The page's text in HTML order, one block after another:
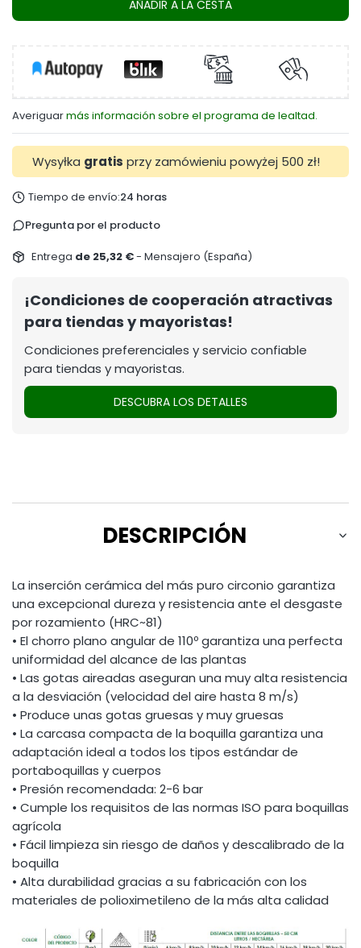
AÑADIR A LA CESTA
Averiguarmás información sobre el programa de lealtad.
Wysyłka gratis przy zamówieniu powyżej 500 zł!
Tiempo de envío:24 horas
Pregunta por el producto
Entrega de 25,32 €- Mensajero (España)
¡Condiciones de cooperación atractivas
para tiendas y mayoristas!
Condiciones preferenciales y servicio confiable
para tiendas y mayoristas.
DESCUBRA LOS DETALLES
DESCRIPCIÓN
La inserción cerámica del más puro circonio garantiza
una excepcional dureza y resistencia ante el desgaste
por rozamiento (HRC~81)
• El chorro plano angular de 110º garantiza una perfecta
uniformidad del alcance de las plantas
• Las gotas aireadas aseguran una muy alta resistencia
a la desviación (velocidad del aire hasta 8 m/s)
• Produce unas gotas gruesas y muy gruesas
• La carcasa compacta de la boquilla garantiza una
adaptación ideal a todos los tipos estándar de
portaboquillas y cuerpos
• Presión recomendada: 2-6 bar
• Cumple los requisitos de las normas ISO para boquillas
agrícola
• Fácil limpieza sin riesgo de daños y descalibrado de la
boquilla
• Alta durabilidad gracias a su fabricación con los
materiales de polioximetileno de la más alta calidad